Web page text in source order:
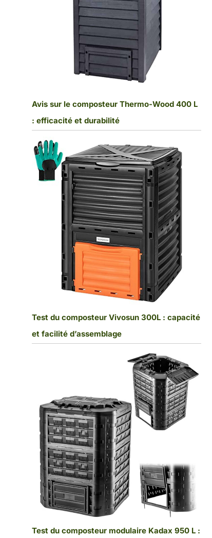
Avis sur le composteur Thermo-Wood 400 L
: efficacité et durabilité
Test du composteur Vivosun 300L : capacité
et facilité d’assemblage
Test du composteur modulaire Kadax 950 L :